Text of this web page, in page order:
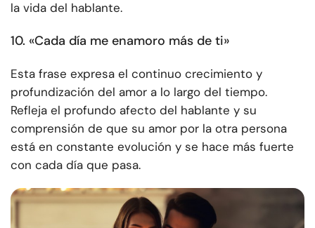
la vida del hablante.
10. «Cada día me enamoro más de ti»
Esta frase expresa el continuo crecimiento y
profundización del amor a lo largo del tiempo.
Refleja el profundo afecto del hablante y su
comprensión de que su amor por la otra persona
está en constante evolución y se hace más fuerte
con cada día que pasa.